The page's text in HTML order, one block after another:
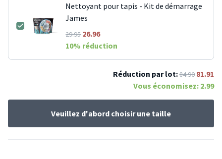
Nettoyant pour tapis - Kit de démarrage
James
29.9526.96
10% réduction
Réduction par lot:84.90 81.91
Vous économisez: 2.99
Veuillez d'abord choisir une taille